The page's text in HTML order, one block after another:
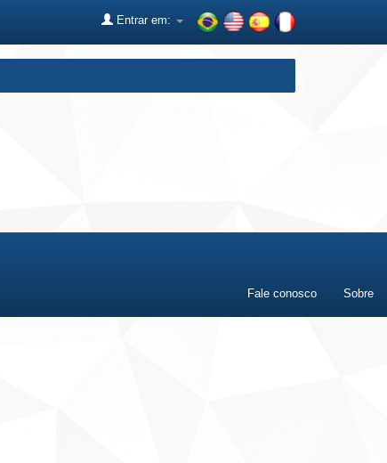
Entrar em:
Fale conosco Sobre